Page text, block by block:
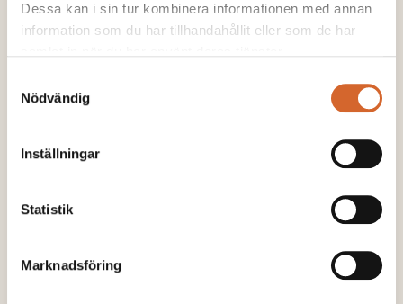
Dessa kan i sin tur kombinera informationen med annan
information som du har tillhandahållit eller som de har
Nödvändig
Inställningar
Statistik
Marknadsföring
LÄS MER